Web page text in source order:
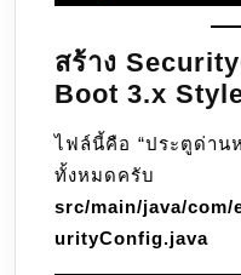
สร้าง
Boot 3.x
ไฟล์นี้คือ “ประตูด่าน
ทั้งหมดครับ
src/main/java/com/
urityConfig.java